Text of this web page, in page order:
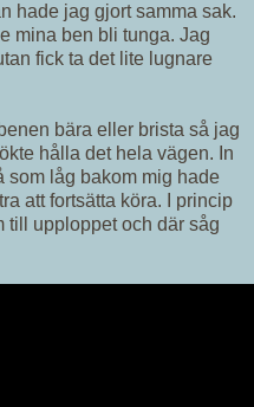
hade jag gjort samma sak.
mina ben bli tunga. Jag
fick ta det lite lugnare
bära eller brista så jag
hålla det hela vägen. In
som låg bakom mig hade
att fortsätta köra. I princip
till upploppet och där såg